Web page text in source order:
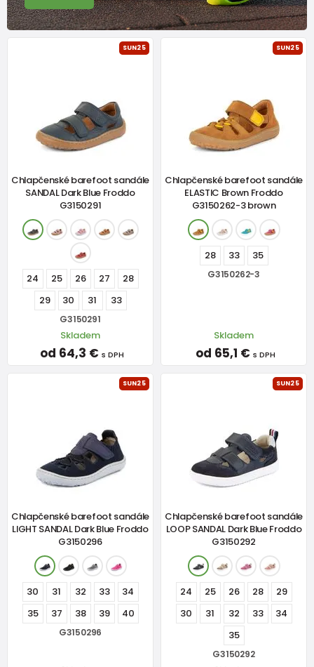
SUN25
Chlapčenské barefoot sandále
SANDAL Dark Blue Froddo
G3150291
24 25 26 27
28
29
30 31 33
G3150291
Skladem
od 64,3 € s DPH
SUN25
Chlapčenské barefoot sandále
ELASTIC Brown Froddo
G3150262-3 brown
28 33 35
G3150262-3
Skladem
od 65,1 € s DPH
SUN25
Chlapčenské barefoot sandále
LIGHT SANDAL Dark Blue Froddo
G3150296
30 31 32 33
34
35
37 38 39 40
G3150296
SUN25
Chlapčenské barefoot sandále
LOOP SANDAL Dark Blue Froddo
G3150292
24 25 26 28
29
30
31 32 33
34
35
G3150292